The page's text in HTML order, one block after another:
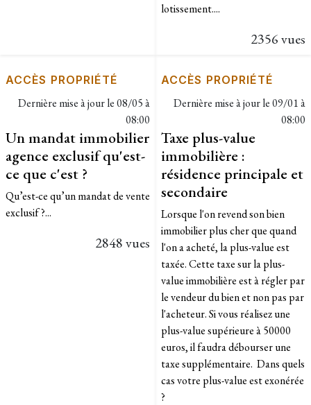
lotissement....
2356 vues
ACCÈS PROPRIÉTÉ
Dernière mise à jour le08/05 à
08:00
Un mandat immobilier
agence exclusif qu'est-
ce que c'est ?
Qu’est-ce qu’un mandat de vente
exclusif ?...
2848 vues
ACCÈS PROPRIÉTÉ
Dernière mise à jour le09/01 à
08:00
Taxe plus-value
immobilière :
résidence principale et
secondaire
​Lorsque l'on revend son bien
immobilier plus cher que quand
l'on a acheté, la plus-value est
taxée. Cette taxe sur la plus-
value immobilière est à régler par
le vendeur du bien et non pas par
l'acheteur. Si vous réalisez une
plus-value supérieure à 50000
euros, il faudra débourser une
taxe supplémentaire. Dans quels
cas votre plus-value est exonérée
?​